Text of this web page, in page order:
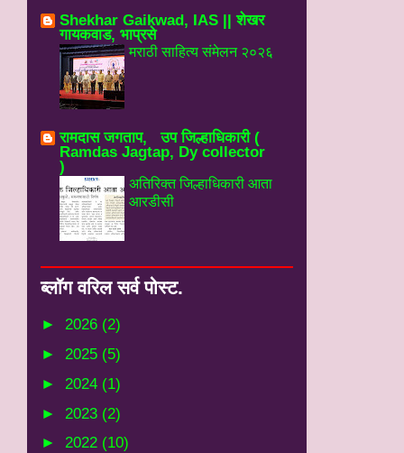
Shekhar Gaikwad, IAS || शेखर
गायकवाड, भाप्रसे
मराठी साहित्य संमेलन २०२६
रामदास जगताप, उप जिल्हाधिकारी (
Ramdas Jagtap, Dy collector
)
अतिरिक्त जिल्हाधिकारी आता
आरडीसी
ब्‍लॉग वरिल सर्व पोस्‍ट.
► 2026 (2)
► 2025 (5)
► 2024 (1)
► 2023 (2)
► 2022 (10)